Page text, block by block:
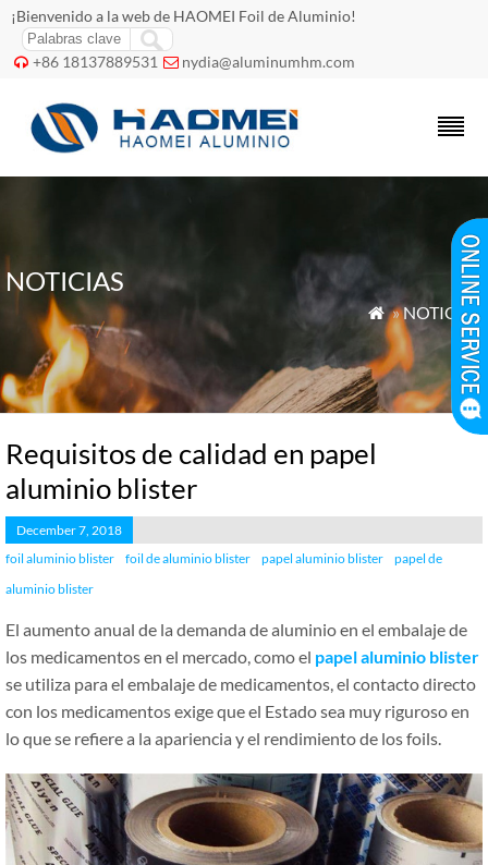
¡Bienvenido a la web de HAOMEI Foil de Aluminio!
 +86 18137889531  nydia@aluminumhm.com
NOTICIAS
 »NOTICIAS
Requisitos de calidad en papel
aluminio blister
December 7, 2018
foil aluminio blister
foil de aluminio blister papel aluminio blister
papel de
aluminio blister
El aumento anual de la demanda de aluminio en el embalaje de
los medicamentos en el mercado, como el papelaluminio blister
se utiliza para el embalaje de medicamentos, el contacto directo
con los medicamentos exige que el Estado sea muy riguroso en
lo que se refiere a la apariencia y el rendimiento de los foils.